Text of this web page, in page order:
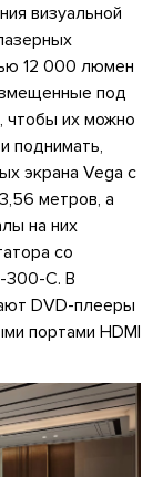
визуальной
12 000 люмен
под
чтобы их можно
поднимать,
экрана Vega с
метров, а
на них
со
300-C. В
DVD-плееры
портами HDMI